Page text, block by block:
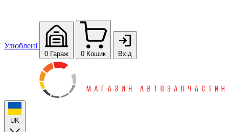
Улюблені
0 Гараж 0 Кошик Вхід